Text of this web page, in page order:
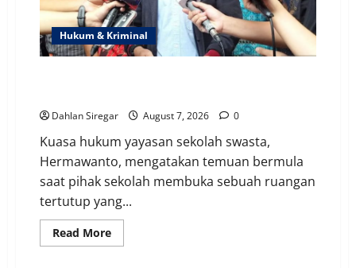
Hukum & Kriminal
Dahlan Siregar August 7, 2026 0
Kuasa hukum yayasan sekolah swasta,
Hermawanto, mengatakan temuan bermula
saat pihak sekolah membuka sebuah ruangan
tertutup yang...
Read MoreRead
more